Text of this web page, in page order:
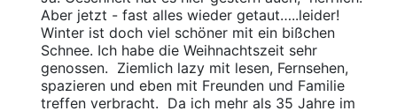
Aber jetzt - fast alles wieder getaut…..leider!
Winter ist doch viel schöner mit ein bißchen
Schnee. Ich habe die Weihnachtszeit sehr
genossen. Ziemlich lazy mit lesen, Fernsehen,
spazieren und eben mit Freunden und Familie
treffen verbracht. Da ich mehr als 35 Jahre im